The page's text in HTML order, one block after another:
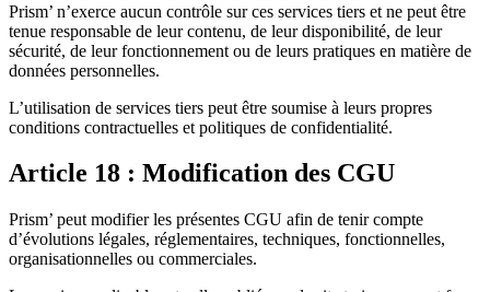
Prism’ n’exerce aucun contrôle sur ces services tiers et ne peut être
tenue responsable de leur contenu, de leur disponibilité, de leur
sécurité, de leur fonctionnement ou de leurs pratiques en matière de
données personnelles.
L’utilisation de services tiers peut être soumise à leurs propres
conditions contractuelles et politiques de confidentialité.
Article 18 : Modification des CGU
Prism’ peut modifier les présentes CGU afin de tenir compte
d’évolutions légales, réglementaires, techniques, fonctionnelles,
organisationnelles ou commerciales.